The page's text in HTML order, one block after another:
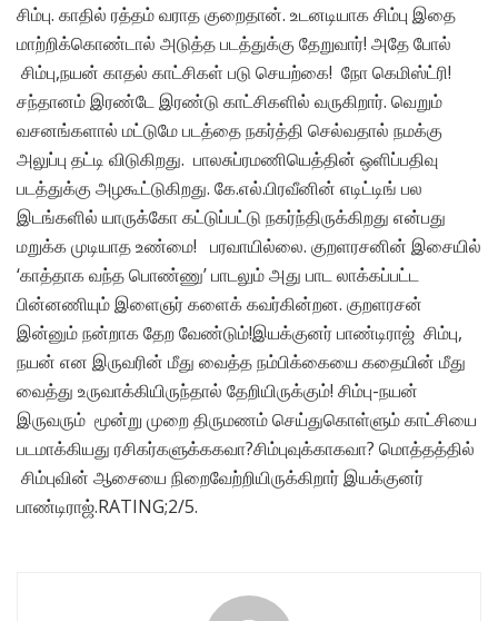
சிம்பு. காதில் ரத்தம் வராத குறைதான். உடனடியாக சிம்பு இதை
மாற்றிக்கொண்டால் அடுத்த படத்துக்கு தேறுவார்! அதே போல்
சிம்பு,நயன் காதல் காட்சிகள் படு செயற்கை! நோ கெமிஸ்ட்ரி!
சந்தானம் இரண்டே இரண்டு காட்சிகளில் வருகிறார். வெறும்
வசனங்களால் மட்டுமே படத்தை நகர்த்தி செல்வதால் நமக்கு
அலுப்பு தட்டி விடுகிறது. பாலசுப்ரமணியெத்தின் ஒளிப்பதிவு
படத்துக்கு அழகூட்டுகிறது. கே.எல்.பிரவீனின் எடிட்டிங் பல
இடங்களில் யாருக்கோ கட்டுப்பட்டு நகர்ந்திருக்கிறது என்பது
மறுக்க முடியாத உண்மை! பரவாயில்லை. குறளரசனின் இசையில்
‘காத்தாக வந்த பொண்ணு’ பாடலும் அது பாட லாக்கப்பட்ட
பின்னணியும் இளைஞர் களைக் கவர்கின்றன. குறளரசன்
இன்னும் நன்றாக தேற வேண்டும்!இயக்குனர் பாண்டிராஜ் சிம்பு,
நயன் என இருவரின் மீது வைத்த நம்பிக்கையை கதையின் மீது
வைத்து உருவாக்கியிருந்தால் தேறியிருக்கும்! சிம்பு-நயன்
இருவரும் மூன்று முறை திருமணம் செய்துகொள்ளும் காட்சியை
படமாக்கியது ரசிகர்களுக்ககவா?சிம்புவுக்காகவா? மொத்தத்தில்
சிம்புவின் ஆசையை நிறைவேற்றியிருக்கிறார் இயக்குனர்
பாண்டிராஜ்.RATING;2/5.